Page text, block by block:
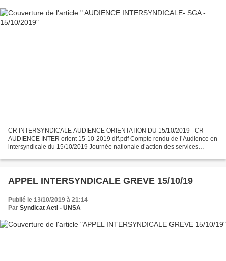
CR INTERSYNDICALE AUDIENCE ORIENTATION DU 15/10/2019 - CR-
AUDIENCE INTER orient 15-10-2019 dif.pdf Compte rendu de l’Audience en
intersyndicale du 15/10/2019 Journée nationale d’action des services
APPEL INTERSYNDICALE GREVE 15/10/19
Publié le 13/10/2019 à 21:14
Par Syndicat AetI - UNSA